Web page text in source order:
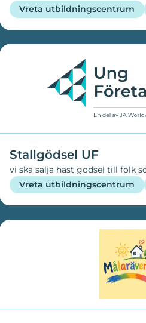
Vreta utbildningscentrum
Stallgödsel UF
vi ska sälja häst gödsel till folk
Vreta utbildningscentrum